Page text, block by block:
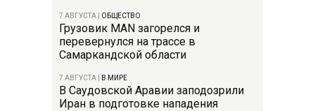
7 АВГУСТА ОБЩЕСТВО
Грузовик MAN загорелся и
перевернулся на трассе в
Самаркандской области
7 АВГУСТА В МИРЕ
В Саудовской Аравии заподозрили
Иран в подготовке нападения